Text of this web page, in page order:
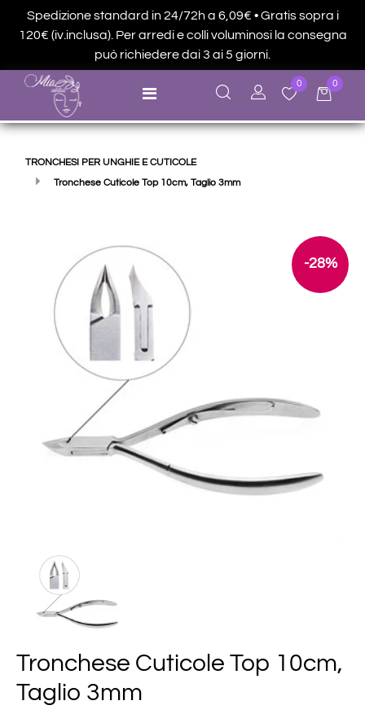
Spedizione standard in 24/72h a 6,09€ • Gratis sopra i
120€ (iv.inclusa). Per arredi e colli voluminosi la consegna
può richiedere dai 3 ai 5 giorni.
Open menu
0 0
TRONCHESI PER UNGHIE E CUTICOLE
Tronchese Cuticole Top 10cm, Taglio 3mm
-28%
Tronchese Cuticole Top 10cm,
Taglio 3mm